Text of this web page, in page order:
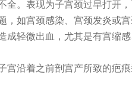
全。表现为子宫颈过早打开，
，如宫颈感染、宫颈发炎或宫
成轻微出血，尤其是有宫缩
宫沿着之前剖宫产所致的疤